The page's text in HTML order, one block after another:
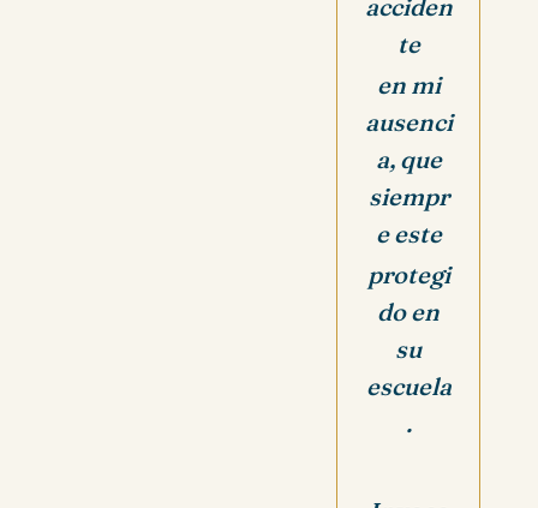
acciden
te
en mi
ausenci
a, que
siempr
e este
protegi
do en
su
escuela
.